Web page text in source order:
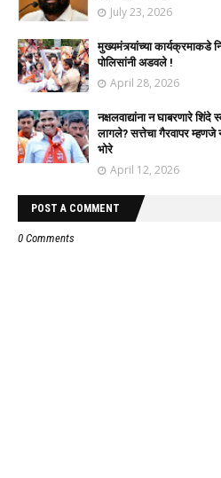
July 23, 2026
मुख्यमंत्र्यांच्या कार्यक्रमाकडे
पोलिसांनी अडवले !
April 28, 2026
नक्षलवाद्यांना न घाबरणारे शिंदे
लागले? सत्तेचा गैरवापर
भोरे
April 12, 2026
POST A COMMENT
0 Comments